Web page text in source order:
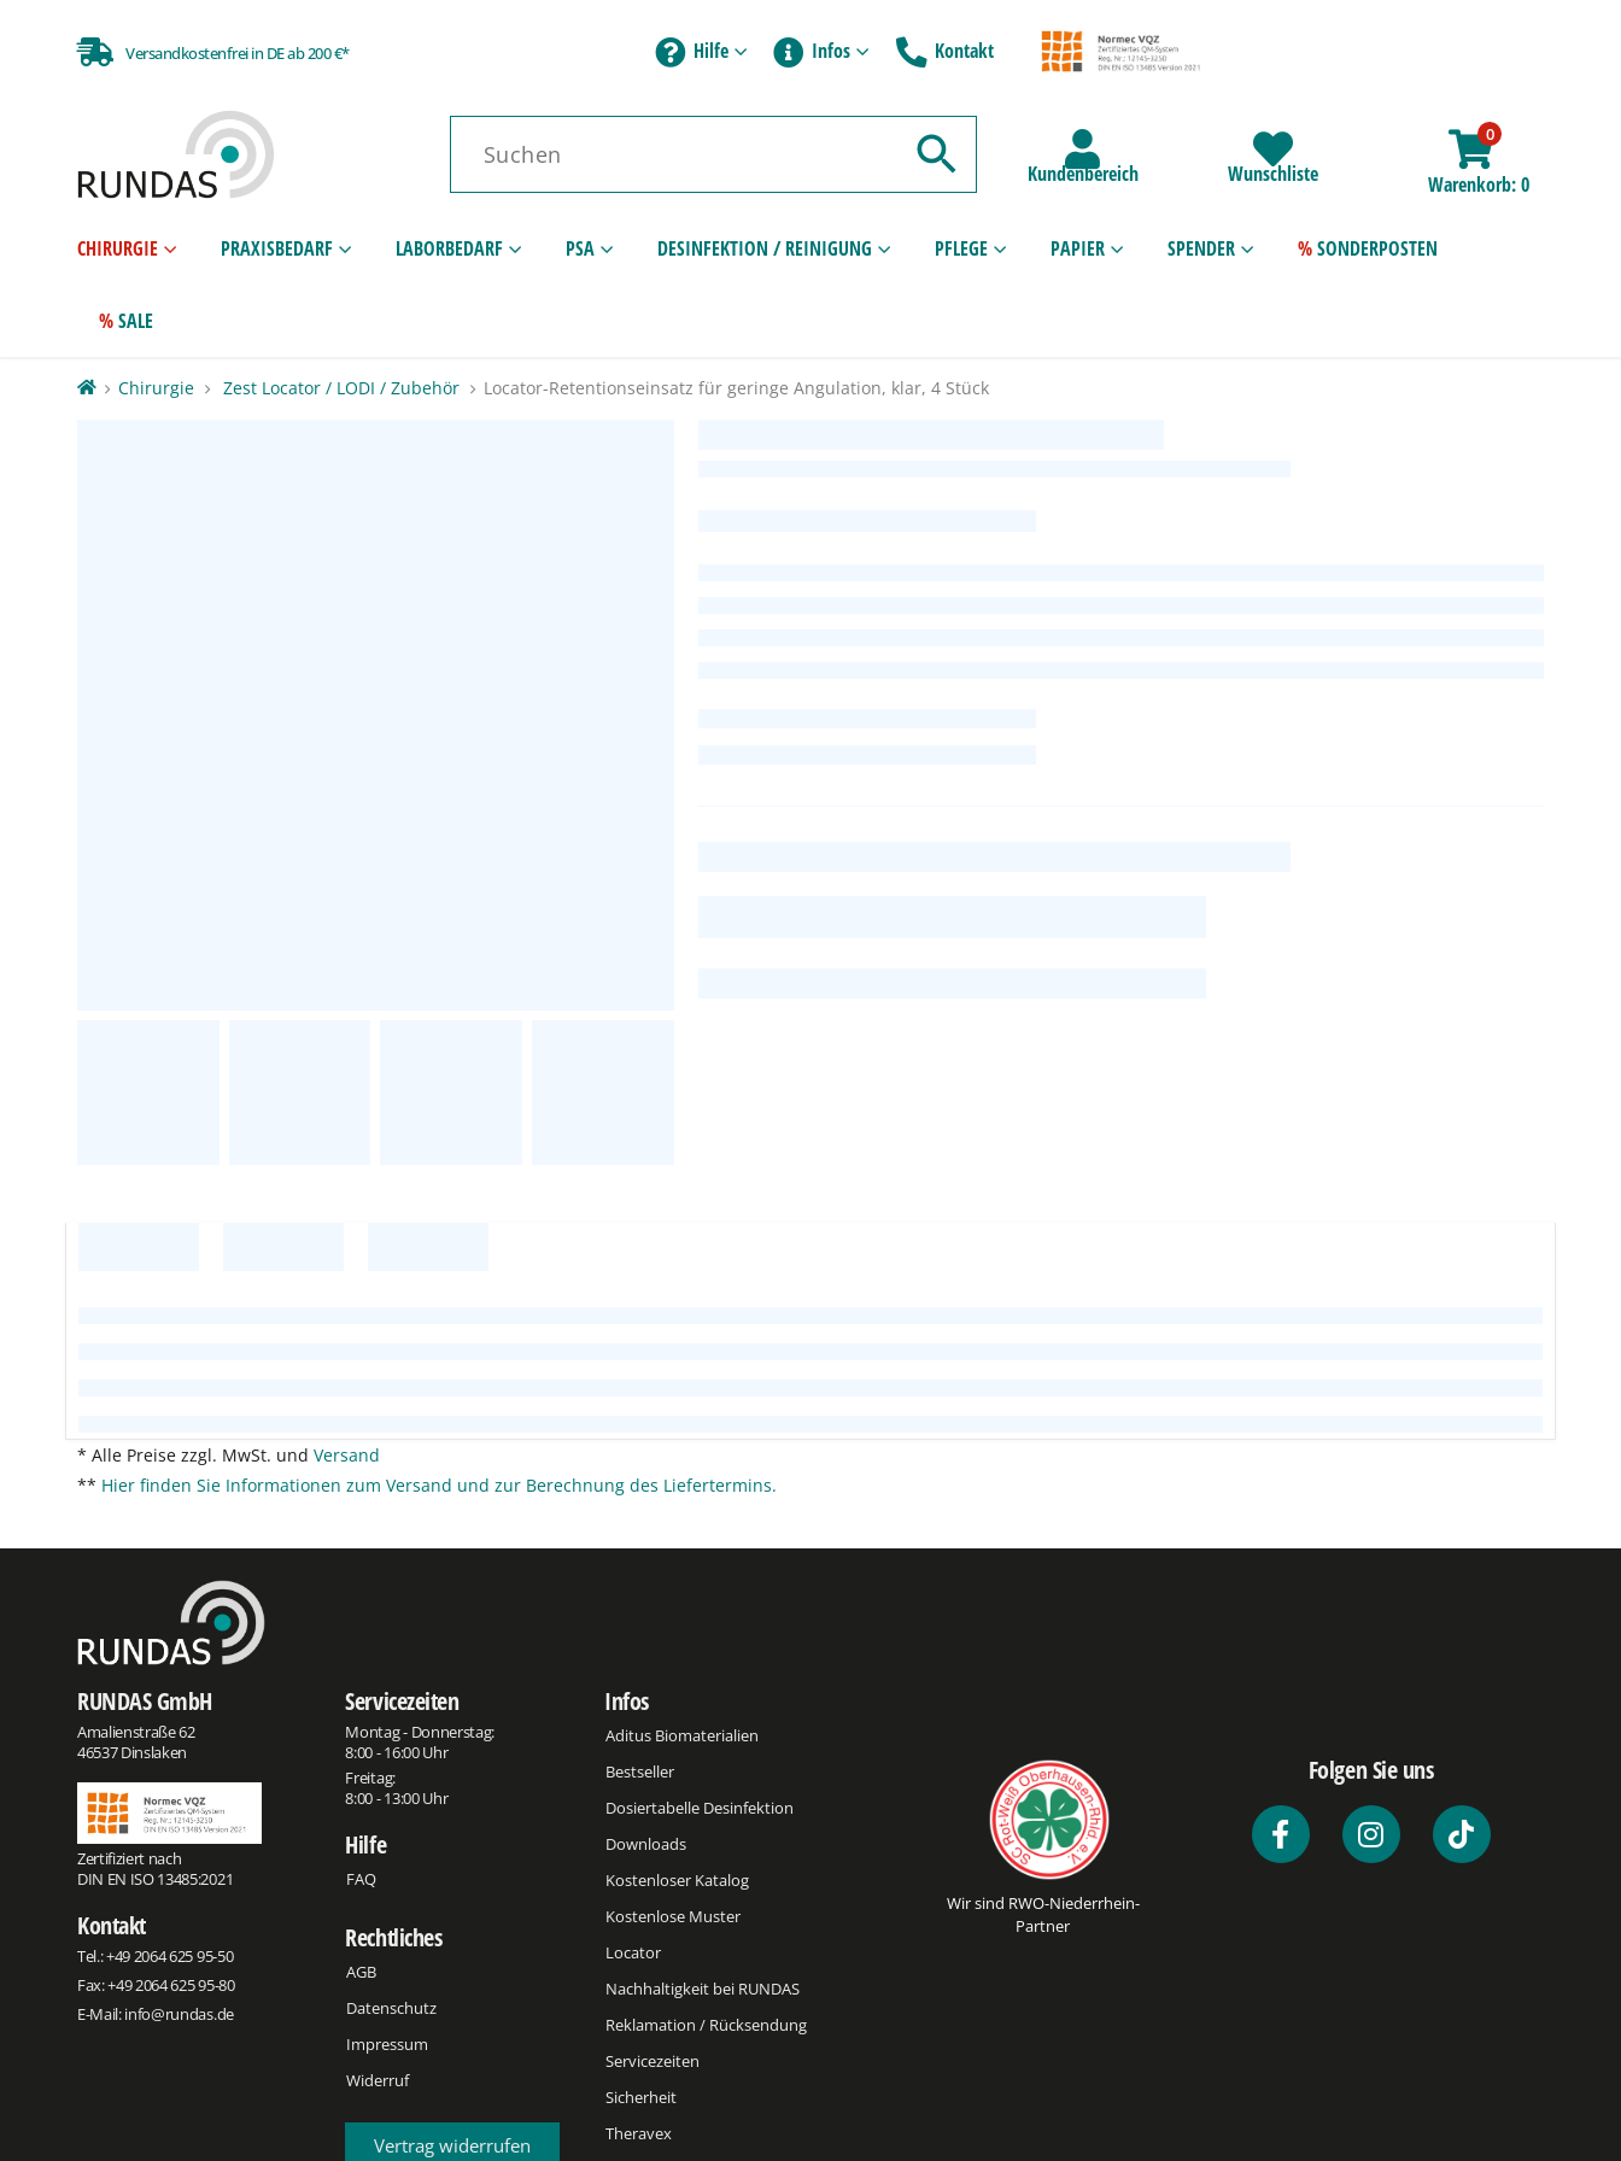
Versandkostenfrei in DE ab 200 €* Hilfe Infos Kontakt
Kundenbereich Wunschliste
0
Warenkorb 0
CHIRURGIE PRAXISBEDARF LABORBEDARF PSA DESINFEKTION / REINIGUNG PFLEGE PAPIER SPENDER SONDERPOSTEN
SALE
Chirurgie Zest Locator / LODI / Zubehör Locator-Retentionseinsatz für geringe Angulation, klar, 4 Stück
* Alle Preise zzgl. MwSt. und Versand
** Hier finden Sie Informationen zum Versand und zur Berechnung des Liefertermins.
RUNDAS GmbH
Amalienstraße 62
46537 Dinslaken
Zertifiziert nach
DIN EN ISO 13485:2021
Kontakt
Tel.:+49 2064 625 95-50
Fax: +49 2064 625 95-80
E-Mail:info@rundas.de
Servicezeiten
Montag - Donnerstag:
8:00 - 16:00 Uhr
Freitag:
8:00 - 13:00 Uhr
Hilfe
FAQ
Rechtliches
AGB
Datenschutz
Impressum
Widerruf
Vertrag widerrufen
Infos
Aditus Biomaterialien
Bestseller
Dosiertabelle Desinfektion
Downloads
Kostenloser Katalog
Kostenlose Muster
Locator
Nachhaltigkeit bei RUNDAS
Reklamation / Rücksendung
Servicezeiten
Sicherheit
Theravex
Wir sind RWO-Niederrhein-
Partner
Folgen Sie uns